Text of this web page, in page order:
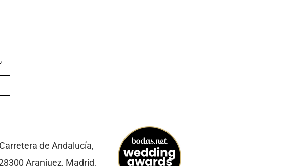
de Andalucía,
Aranjuez, Madrid,